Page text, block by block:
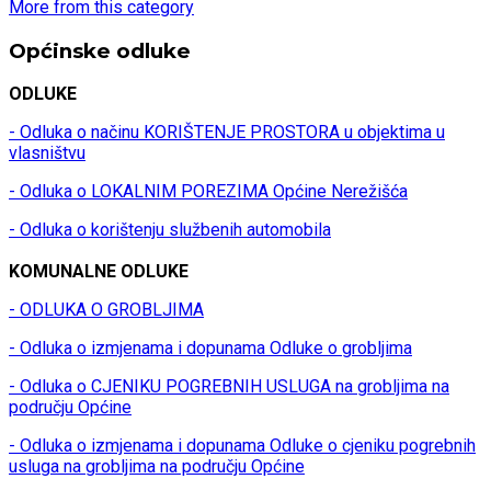
More from this category
Općinske odluke
ODLUKE
- Odluka o načinu KORIŠTENJE PROSTORA u objektima u
vlasništvu
- Odluka o LOKALNIM POREZIMA Općine Nerežišća
- Odluka o korištenju službenih automobila
KOMUNALNE ODLUKE
- ODLUKA O GROBLJIMA
- Odluka o izmjenama i dopunama Odluke o grobljima
- Odluka o CJENIKU POGREBNIH USLUGA na grobljima na
području Općine
- Odluka o izmjenama i dopunama Odluke o cjeniku pogrebnih
usluga na grobljima na području Općine